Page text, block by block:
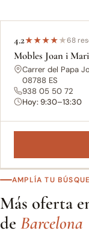
4.2★★★★★68
Mobles Joan i Mari
Carrer del Papa
08788 ES
938 05 50 72
Hoy: 9:30–13:30
AMPLÍA TU
Más oferta
de Barcelona